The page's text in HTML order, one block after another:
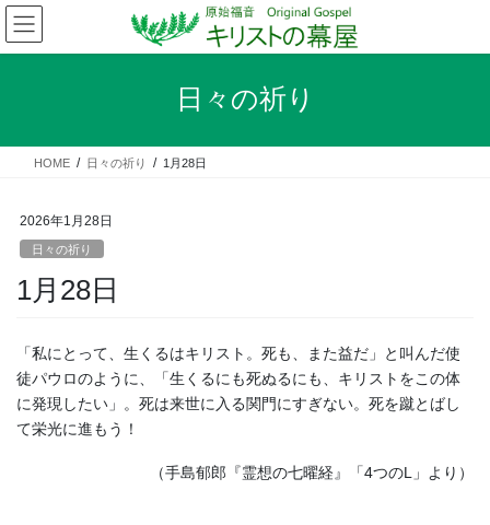
コ
ン
テ
ス
ナ
ビ
ゲ
ン
日々の祈り
HOME 日々の祈り 1月28日
2026年1月28日
日々の祈り
1月28日
「私にとって、生くるはキリスト。死も、また益だ」と叫んだ使
徒パウロのように、「生くるにも死ぬるにも、キリストをこの体
に発現したい」。死は来世に入る関門にすぎない。死を蹴とばし
て栄光に進もう！
（手島郁郎『霊想の七曜経』「4つのL」より）